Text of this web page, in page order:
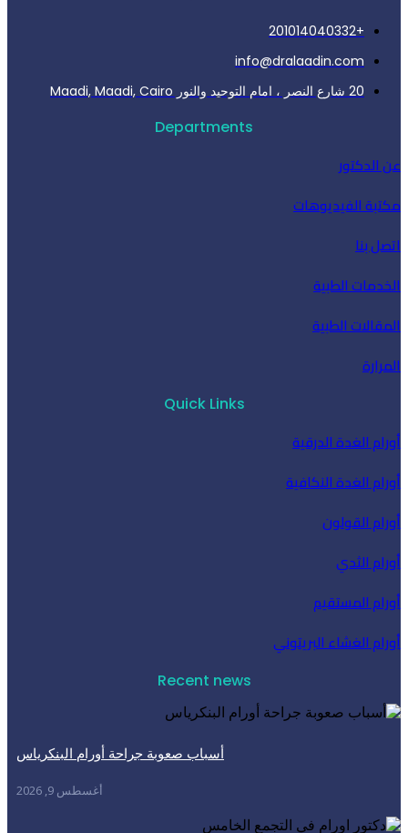
info@dralaadin.com
Departments
الطبية
الطبية
Quick Links
الدرقية
النكافية
البريتوني
Recent news
أسباب صعوبة جراحة أورام البنكرياس
أغسطس 9, 2026